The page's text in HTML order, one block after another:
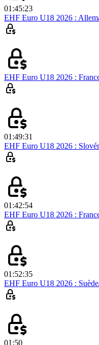
01:45:23
EHF Euro U18 2026 :
EHF Euro U18 2026 :
01:49:31
EHF Euro U18 2026 :
01:42:54
EHF Euro U18 2026 :
01:52:35
EHF Euro U18 2026 :
01:50